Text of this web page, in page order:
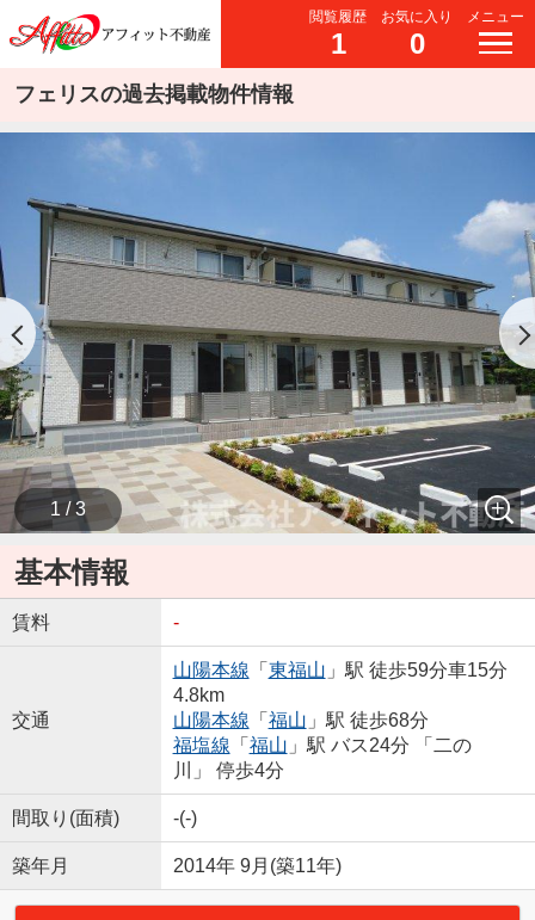
閲覧履歴
1
お気に入り
0
メニュー
フェリスの過去掲載物件情報
1 / 3
基本情報
賃料 -
交通
山陽本線 「 東福山 」駅 徒歩59分車15分
4.8km
山陽本線 「 福山 」駅 徒歩68分
福塩線 「 福山 」駅 バス24分 「二の
川」 停歩4分
間取り(面積) -(-)
築年月 2014年 9月(築11年)